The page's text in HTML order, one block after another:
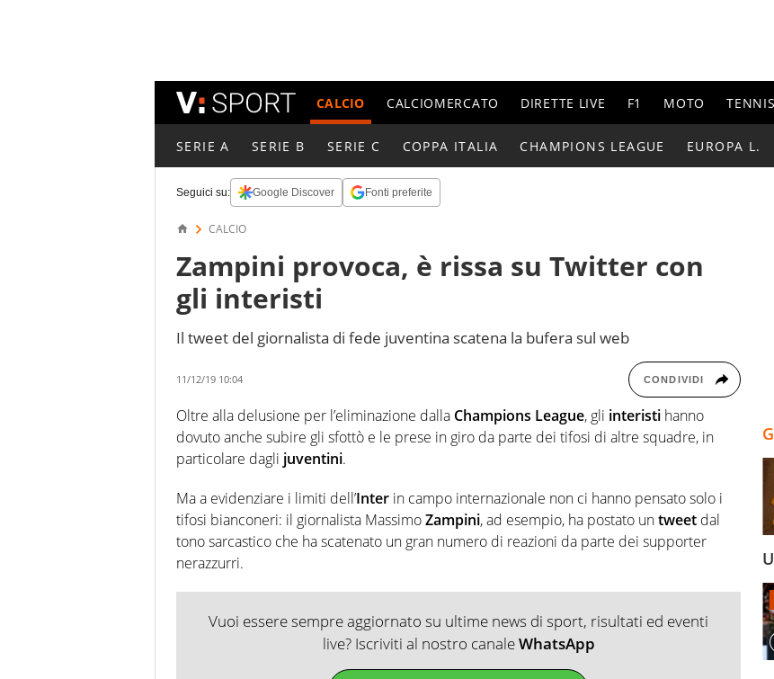
CALCIO CALCIOMERCATO DIRETTE LIVE F1 MOTO TENNIS
SERIE A SERIE B SERIE C COPPA ITALIA CHAMPIONS LEAGUE EUROPA L.
Seguici su: Google Discover Fonti preferite
CALCIO
Zampini provoca, è rissa su Twitter con
gli interisti
Il tweet del giornalista di fede juventina scatena la bufera sul web
11/12/19 10:04 CONDIVIDI
Oltre alla delusione per l’eliminazione dalla Champions League, gli interisti hanno
dovuto anche subire gli sfottò e le prese in giro da parte dei tifosi di altre squadre, in
particolare dagli juventini.
Ma a evidenziare i limiti dell’Inter in campo internazionale non ci hanno pensato solo i
tifosi bianconeri: il giornalista MassimoZampini, ad esempio, ha postato untweet dal
tono sarcastico che ha scatenato un gran numero di reazioni da parte dei supporter
nerazzurri.
Vuoi essere sempre aggiornato su ultime news di sport, risultati ed eventi
live? Iscriviti al nostro canaleWhatsApp